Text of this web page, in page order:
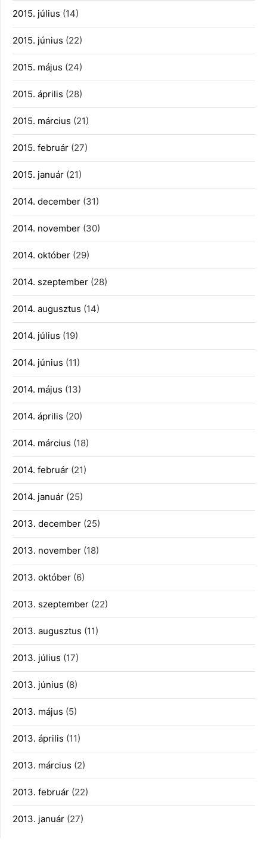
2015. július (14)
2015. június (22)
2015. május (24)
2015. április (28)
2015. március (21)
2015. február (27)
2015. január (21)
2014. december (31)
2014. november (30)
2014. október (29)
2014. szeptember (28)
2014. augusztus (14)
2014. július (19)
2014. június (11)
2014. május (13)
2014. április (20)
2014. március (18)
2014. február (21)
2014. január (25)
2013. december (25)
2013. november (18)
2013. október (6)
2013. szeptember (22)
2013. augusztus (11)
2013. július (17)
2013. június (8)
2013. május (5)
2013. április (11)
2013. március (2)
2013. február (22)
2013. január (27)